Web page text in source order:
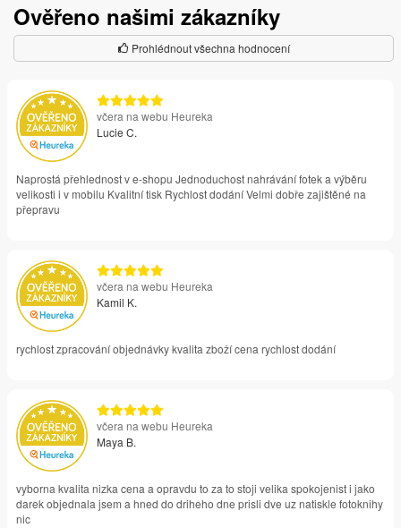
Ověřeno našimi zákazníky
Prohlédnout všechna hodnocení
včera na webu Heureka
Lucie C.
Naprostá přehlednost v e-shopu Jednoduchost nahrávání fotek a výběru
velikosti i v mobilu Kvalitní tisk Rychlost dodání Velmi dobře zajištěné na
přepravu
včera na webu Heureka
Kamil K.
rychlost zpracování objednávky kvalita zboží cena rychlost dodání
včera na webu Heureka
Maya B.
vyborna kvalita nizka cena a opravdu to za to stoji velika spokojenist i jako
darek objednala jsem a hned do driheho dne prisli dve uz natiskle fotoknihy
nic